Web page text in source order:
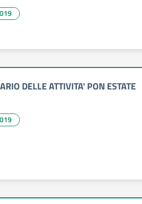
DELLE ATTIVITA' PON ESTATE